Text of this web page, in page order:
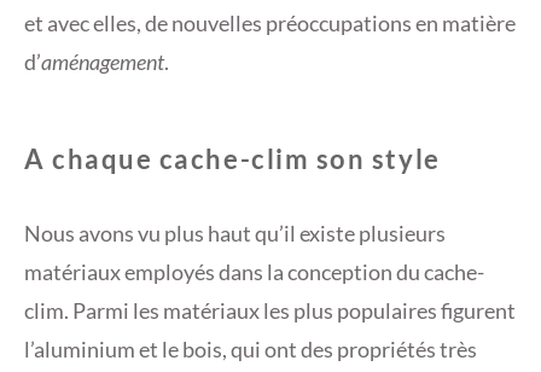
et avec elles, de nouvelles préoccupations en matière
d’aménagement.
A chaque cache-clim son style
Nous avons vu plus haut qu’il existe plusieurs
matériaux employés dans la conception du cache-
clim. Parmi les matériaux les plus populaires figurent
l’aluminium et le bois, qui ont des propriétés très